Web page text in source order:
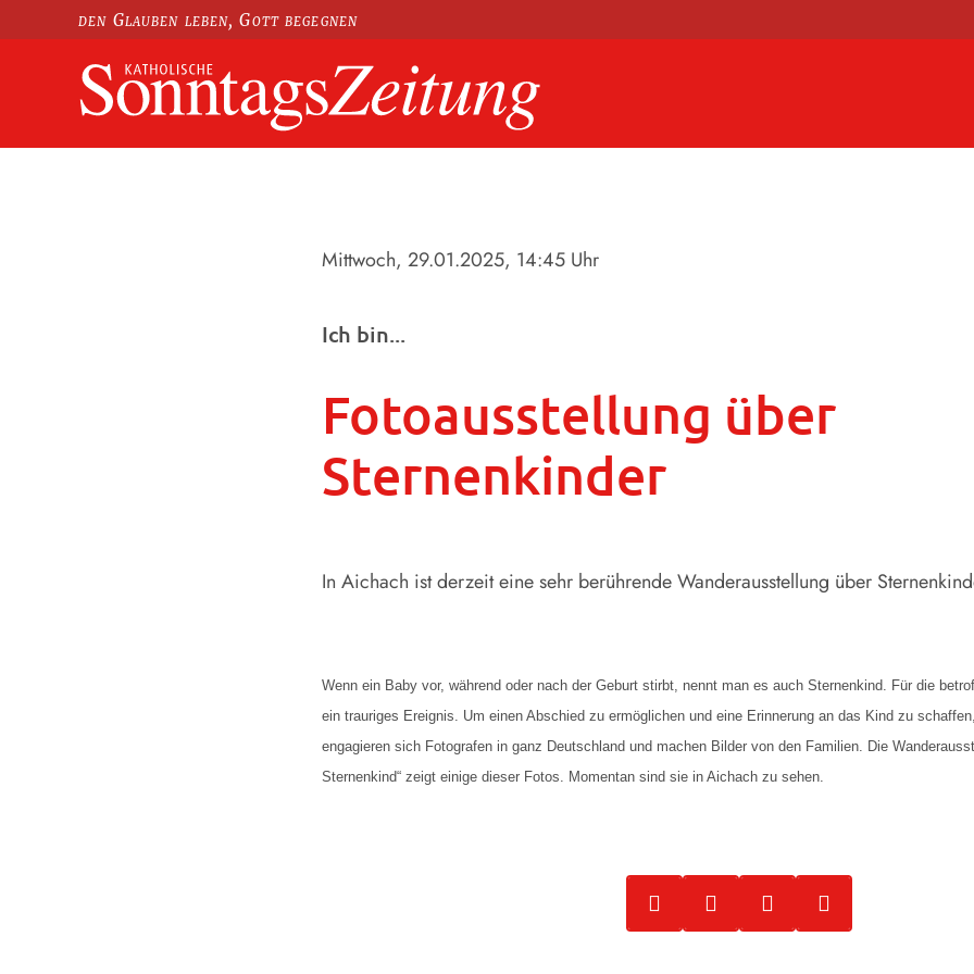
den Glauben leben, Gott begegnen
Mittwoch, 29.01.2025, 14:45 Uhr
Ich bin...
Fotoausstellung über
Sternenkinder
In Aichach ist derzeit eine sehr berührende Wanderausstellung über
Wenn ein Baby vor, während oder nach der Geburt stirbt, nennt man es auch Sternenkind. Für die
ein trauriges Ereignis. Um einen Abschied zu ermöglichen und eine Erinnerung an das Kind zu
engagieren sich Fotografen in ganz Deutschland und machen Bilder von den Familien. Die
Sternenkind“ zeigt einige dieser Fotos. Momentan sind sie in Aichach zu sehen.